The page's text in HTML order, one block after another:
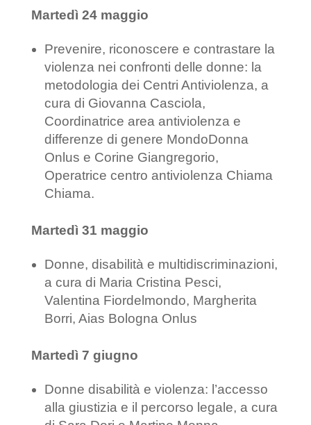
Martedì 24 maggio
Prevenire, riconoscere e contrastare la
violenza nei confronti delle donne: la
metodologia dei Centri Antiviolenza, a
cura di Giovanna Casciola,
Coordinatrice area antiviolenza e
differenze di genere MondoDonna
Onlus e Corine Giangregorio,
Operatrice centro antiviolenza Chiama
Chiama.
Martedì 31 maggio
Donne, disabilità e multidiscriminazioni,
a cura di Maria Cristina Pesci,
Valentina Fiordelmondo, Margherita
Borri, Aias Bologna Onlus
Martedì 7 giugno
Donne disabilità e violenza: l’accesso
alla giustizia e il percorso legale, a cura